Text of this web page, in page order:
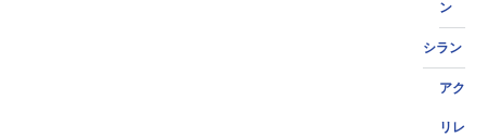
ン
シラン
アク
リレ